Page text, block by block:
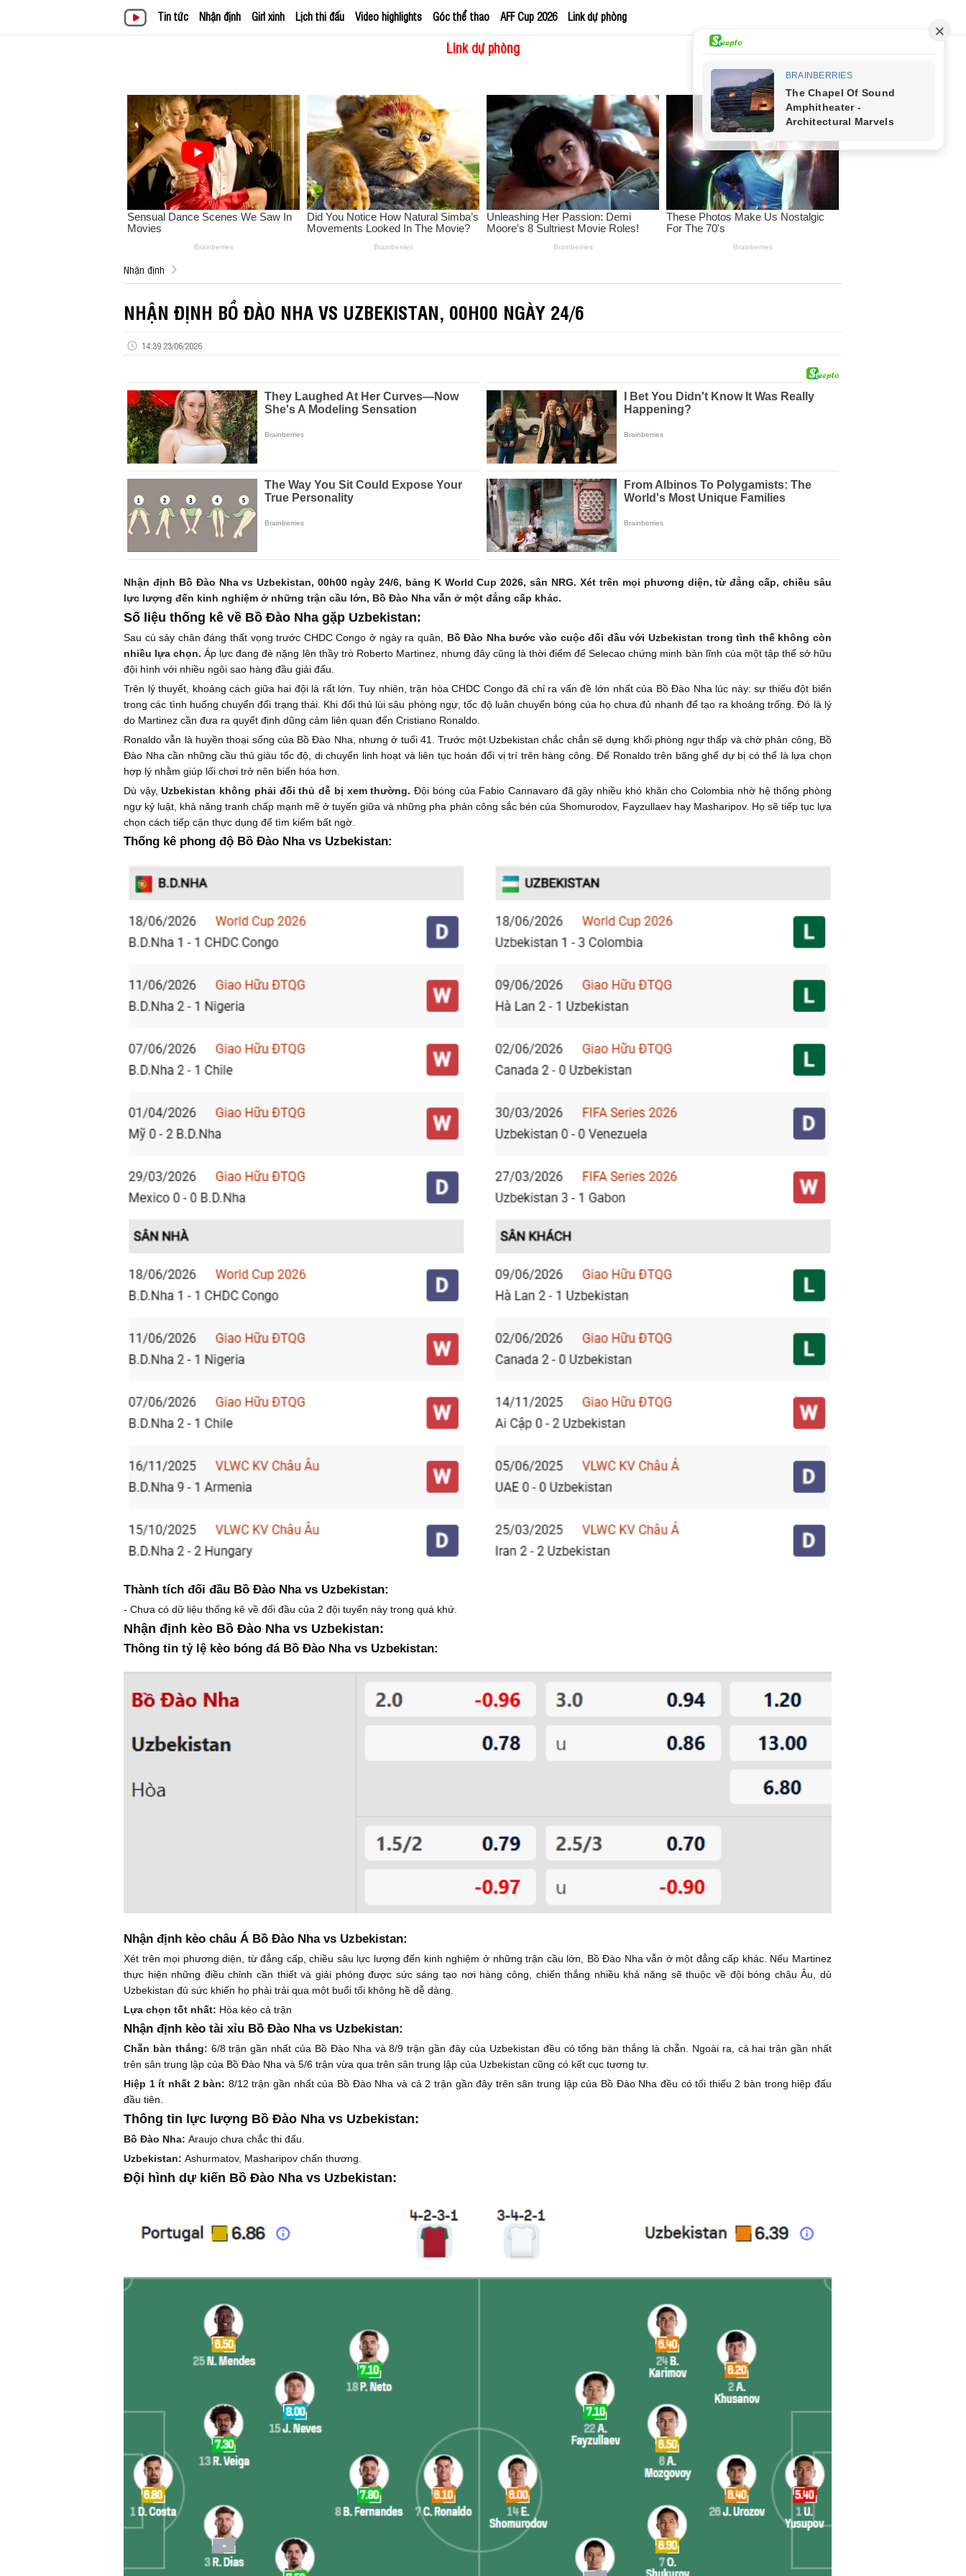
Tin tức Nhận định Girl xinh Lịch thi đấu Video highlights Góc thể thao AFF Cup 2026 Link dự phòng
Link dự phòng
Nhận định
NHẬN ĐỊNH BỒ ĐÀO NHA VS UZBEKISTAN, 00H00 NGÀY 24/6
14:39 23/06/2026
Nhận định Bồ Đào Nha vs Uzbekistan, 00h00 ngày 24/6, bảng K World Cup 2026, sân NRG. Xét trên mọi phương diện, từ đẳng cấp, chiều sâu
lực lượng đến kinh nghiệm ở những trận cầu lớn, Bồ Đào Nha vẫn ở một đẳng cấp khác.
Số liệu thống kê về Bồ Đào Nha gặp Uzbekistan:
Sau cú sảy chân đáng thất vọng trước CHDC Congo ở ngày ra quân, Bồ Đào Nha bước vào cuộc đối đầu với Uzbekistan trong tình thế không còn
nhiều lựa chọn. Áp lực đang đè nặng lên thầy trò Roberto Martinez, nhưng đây cũng là thời điểm để Selecao chứng minh bản lĩnh của một tập thể sở hữu
đội hình với nhiều ngôi sao hàng đầu giải đấu.
Trên lý thuyết, khoảng cách giữa hai đội là rất lớn. Tuy nhiên, trận hòa CHDC Congo đã chỉ ra vấn đề lớn nhất của Bồ Đào Nha lúc này: sự thiếu đột biến
trong các tình huống chuyển đổi trạng thái. Khi đối thủ lùi sâu phòng ngự, tốc độ luân chuyển bóng của họ chưa đủ nhanh để tạo ra khoảng trống. Đó là lý
do Martinez cần đưa ra quyết định dũng cảm liên quan đến Cristiano Ronaldo.
Ronaldo vẫn là huyền thoại sống của Bồ Đào Nha, nhưng ở tuổi 41. Trước một Uzbekistan chắc chắn sẽ dựng khối phòng ngự thấp và chờ phản công, Bồ
Đào Nha cần những cầu thủ giàu tốc độ, di chuyển linh hoạt và liên tục hoán đổi vị trí trên hàng công. Để Ronaldo trên băng ghế dự bị có thể là lựa chọn
hợp lý nhằm giúp lối chơi trở nên biến hóa hơn.
Dù vậy,Uzbekistan không phải đối thủ dễ bị xem thường.Đội bóng của Fabio Cannavaro đã gây nhiều khó khăn cho Colombia nhờ hệ thống phòng
ngự kỷ luật, khả năng tranh chấp mạnh mẽ ở tuyến giữa và những pha phản công sắc bén của Shomurodov, Fayzullaev hay Masharipov. Họ sẽ tiếp tục lựa
chọn cách tiếp cận thực dụng để tìm kiếm bất ngờ.
Thống kê phong độ Bồ Đào Nha vs Uzbekistan:
Thành tích đối đầu Bồ Đào Nha vs Uzbekistan:
- Chưa có dữ liệu thống kê về đối đầu của 2 đội tuyển này trong quá khứ.
Nhận định kèo Bồ Đào Nha vs Uzbekistan:
Thông tin tỷ lệ kèo bóng đá Bồ Đào Nha vs Uzbekistan:
Nhận định kèo châu Á Bồ Đào Nha vs Uzbekistan:
Xét trên mọi phương diện, từ đẳng cấp, chiều sâu lực lượng đến kinh nghiệm ở những trận cầu lớn, Bồ Đào Nha vẫn ở một đẳng cấp khác. Nếu Martinez
thực hiện những điều chỉnh cần thiết và giải phóng được sức sáng tạo nơi hàng công, chiến thắng nhiều khả năng sẽ thuộc về đội bóng châu Âu, dù
Uzbekistan đủ sức khiến họ phải trải qua một buổi tối không hề dễ dàng.
Lựa chọn tốt nhất: Hòa kèo cả trận
Nhận định kèo tài xỉu Bồ Đào Nha vs Uzbekistan:
Chẵn bàn thắng: 6/8 trận gần nhất của Bồ Đào Nha và 8/9 trận gần đây của Uzbekistan đều có tổng bàn thắng là chẵn. Ngoài ra, cả hai trận gần nhất
trên sân trung lập của Bồ Đào Nha và 5/6 trận vừa qua trên sân trung lập của Uzbekistan cũng có kết cục tương tự.
Hiệp 1 ít nhất 2 bàn: 8/12 trận gần nhất của Bồ Đào Nha và cả 2 trận gần đây trên sân trung lập của Bồ Đào Nha đều có tối thiểu 2 bàn trong hiệp đấu
đầu tiên.
Thông tin lực lượng Bồ Đào Nha vs Uzbekistan:
Bồ Đào Nha: Araujo chưa chắc thi đấu.
Uzbekistan: Ashurmatov, Masharipov chấn thương.
Đội hình dự kiến Bồ Đào Nha vs Uzbekistan: